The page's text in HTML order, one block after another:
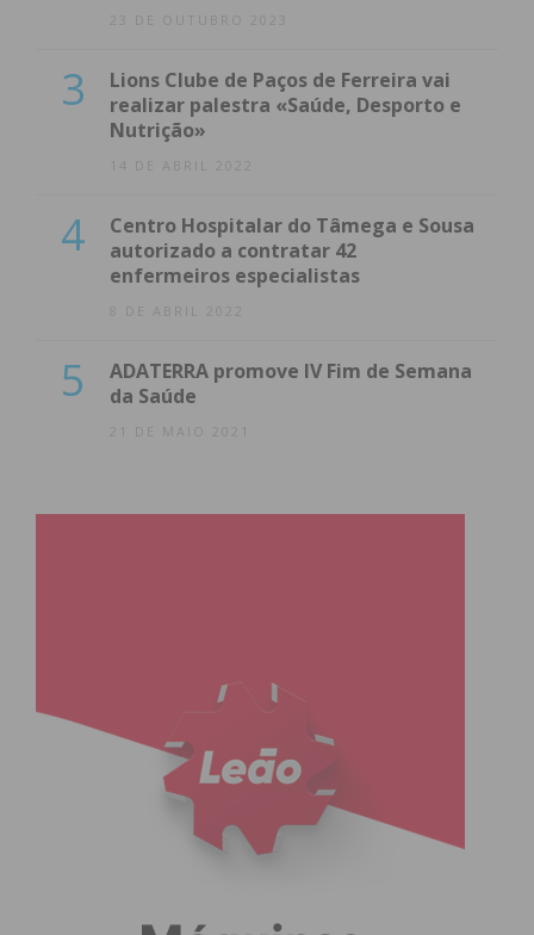
23 DE OUTUBRO 2023
3
Lions Clube de Paços de Ferreira vai
realizar palestra «Saúde, Desporto e
Nutrição»
14 DE ABRIL 2022
4
Centro Hospitalar do Tâmega e Sousa
autorizado a contratar 42
enfermeiros especialistas
8 DE ABRIL 2022
5
ADATERRA promove IV Fim de Semana
da Saúde
21 DE MAIO 2021